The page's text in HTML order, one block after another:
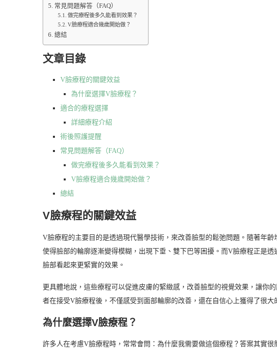
常見問題解答（FAQ）
做完療程後多久能看到效果？
V臉療程適合幾歲開始做？
總結
文章目錄
V臉療程的關鍵效益
為什麼選擇V臉療程？
適合的療程選擇
詳細療程介紹
術後照護提醒
常見問題解答（FAQ）
做完療程後多久能看到效果？
V臉療程適合幾歲開始做？
總結
V臉療程的關鍵效益
V臉療程的主要目的是透過現代醫學技術，來改善臉型的鬆弛問題。隨著年
使得臉部的輪廓逐漸變得模糊，出現下垂、雙下巴等困擾。而V臉療程正是
臉部看起來更緊實的效果。
更具體地說，這些療程可以促進皮膚的緊緻感，改善臉型的視覺效果，讓你
者在接受V臉療程後，不僅感受到面部輪廓的改善，還在自信心上獲得了很大
為什麼選擇V臉療程？
許多人在考慮V臉療程時，常常會問：為什麼我需要做這個療程？答案其實